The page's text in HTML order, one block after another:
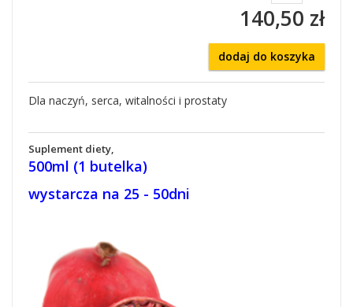
140,50 zł
dodaj do koszyka
Dla naczyń, serca, witalności i prostaty
Suplement diety,
500ml (1 butelka)
wystarcza na 25 - 50dni